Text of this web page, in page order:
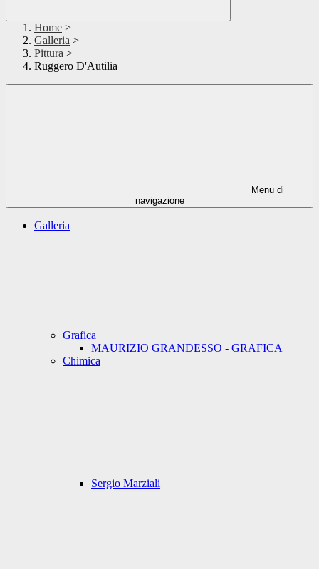
Home >
Galleria >
Pittura >
Ruggero D'Autilia
Menu di
navigazione
Galleria
Grafica
MAURIZIO GRANDESSO - GRAFICA
Chimica
Sergio Marziali